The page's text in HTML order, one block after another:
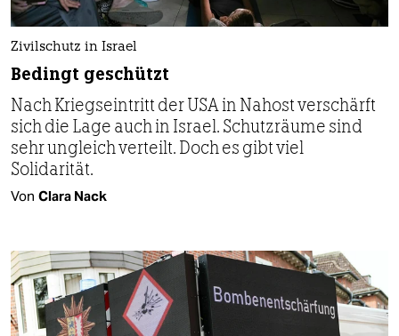
Zivilschutz in Israel
Bedingt geschützt
Nach Kriegseintritt der USA in Nahost verschärft
sich die Lage auch in Israel. Schutzräume sind
sehr ungleich verteilt. Doch es gibt viel
Solidarität.
Von Clara Nack